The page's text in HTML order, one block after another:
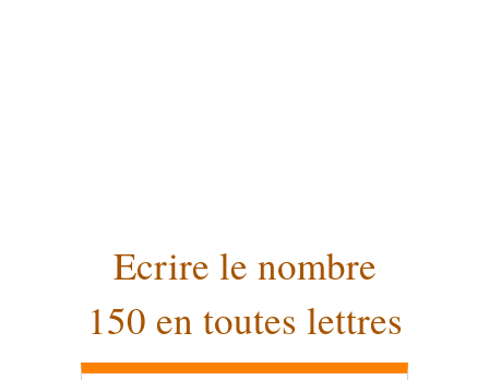
Ecrire le nombre
150 en toutes lettres